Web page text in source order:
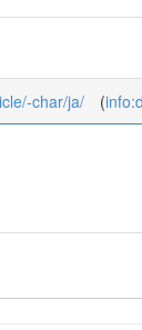
char/ja/ (